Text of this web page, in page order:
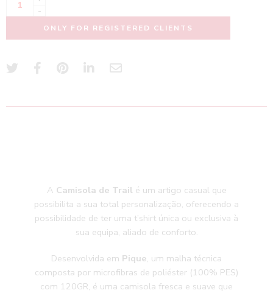
-
ONLY FOR REGISTERED CLIENTS
A Camisola de Trail é um artigo casual que
possibilita a sua total personalização, oferecendo a
possibilidade de ter uma t’shirt única ou exclusiva à
sua equipa, aliado de conforto.
Desenvolvida em Pique, um malha técnica
composta por microfibras de poliéster (100% PES)
com 120GR, é uma camisola fresca e suave que